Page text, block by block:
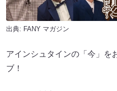
出典: FANY マガジン
アインシュタインの「今」を
ブ！